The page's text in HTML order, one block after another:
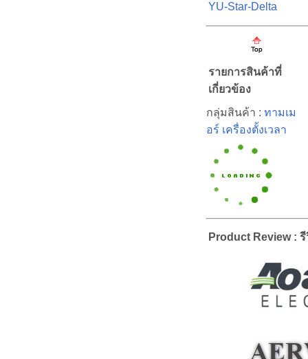
YU-Star-Delta
รายการสินค้าที่
เกี่ยวข้อง
กลุ่มสินค้า : ทามเม
อร์ เครื่องตั้งเวลา
Product Review :